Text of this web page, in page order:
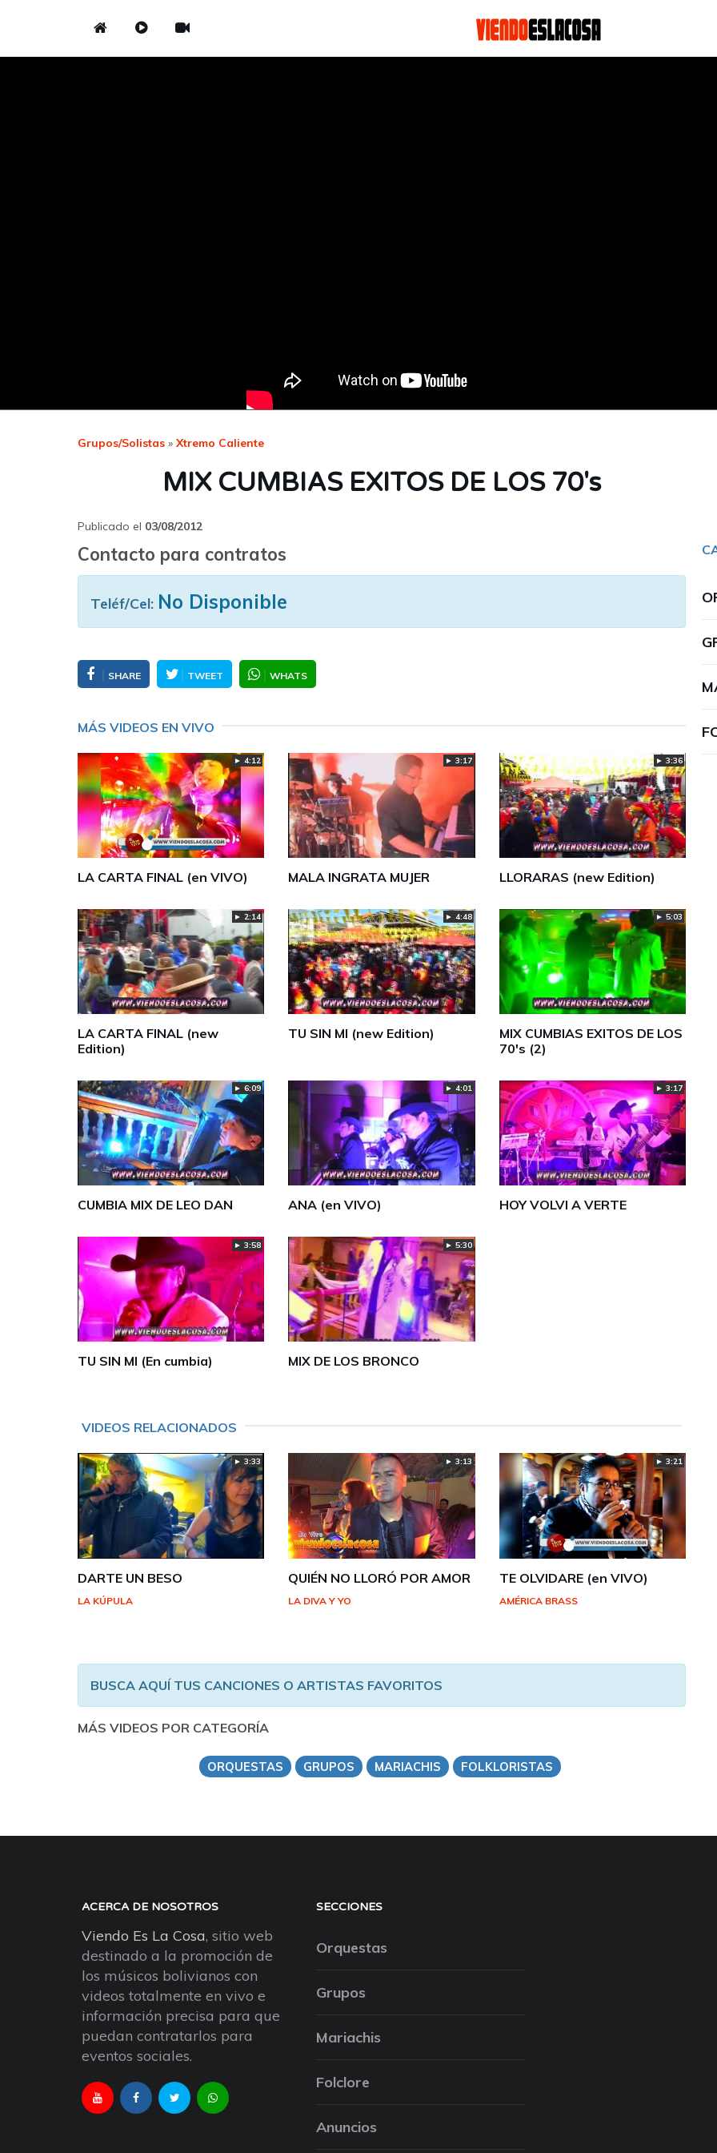
Grupos/Solistas » Xtremo Caliente
MIX CUMBIAS EXITOS DE LOS 70's
Publicado el 03/08/2012
Contacto para contratos
Teléf/Cel: No Disponible
SHARE TWEET WHATS
MÁS VIDEOS EN VIVO
► 4:12
LA CARTA FINAL (en VIVO)
► 3:17
MALA INGRATA MUJER
► 3:36
LLORARAS (new Edition)
► 2:14
LA CARTA FINAL (new
Edition)
► 4:48
TU SIN MI (new Edition)
► 5:03
MIX CUMBIAS EXITOS DE LOS
70's (2)
► 6:09
CUMBIA MIX DE LEO DAN
► 4:01
ANA (en VIVO)
► 3:17
HOY VOLVI A VERTE
► 3:58
TU SIN MI (En cumbia)
► 5:30
MIX DE LOS BRONCO
VIDEOS RELACIONADOS
► 3:33
DARTE UN BESO
LA KÚPULA
► 3:13
QUIÉN NO LLORÓ POR AMOR
LA DIVA Y YO
► 3:21
TE OLVIDARE (en VIVO)
AMÉRICA BRASS
BUSCA AQUÍ TUS CANCIONES O ARTISTAS FAVORITOS
MÁS VIDEOS POR CATEGORÍA
ORQUESTAS GRUPOS MARIACHIS FOLKLORISTAS
ACERCA DE NOSOTROS
Viendo Es La Cosa, sitio web
destinado a la promoción de
los músicos bolivianos con
videos totalmente en vivo e
información precisa para que
puedan contratarlos para
eventos sociales.
SECCIONES
Orquestas
Grupos
Mariachis
Folclore
Anuncios